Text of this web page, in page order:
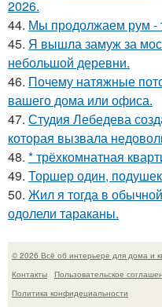
2026.
44. Мы продолжаем рум -
45. Я вышла замуж за
небольшой деревни.
46. Почему натяжные
вашего дома или офиса.
47. Студия Лебедева
которая вызвала
48. * трёхкомнатная
49. Торшер один,
50. Жил я тогда в
одолели тараканы.
© 2026 Всё об интерьере для дома и
Контакты
Пользовательское
Политика конфидециальности